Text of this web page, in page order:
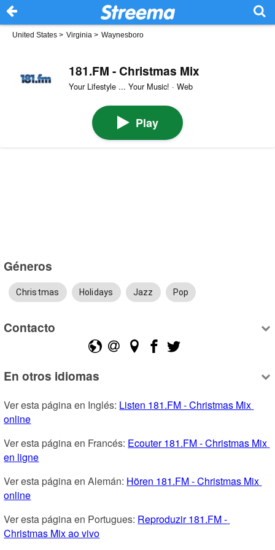
United States > Virginia > Waynesboro
181.FM - Christmas Mix
Your Lifestyle ... Your Music! · Web
Play
Géneros
Christmas Holidays Jazz Pop
Contacto
En otros idiomas
Ver esta página en Inglés: Listen 181.FM - Christmas Mix
online
Ver esta página en Francés: Ecouter 181.FM - Christmas Mix
en ligne
Ver esta página en Alemán: Hören 181.FM - Christmas Mix
online
Ver esta página en Portugues: Reproduzir 181.FM -
Christmas Mix ao vivo